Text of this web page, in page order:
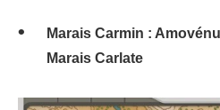
Marais Carmin :
Marais Carlate